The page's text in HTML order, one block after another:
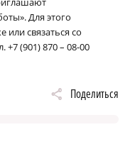
Для этого
или связаться со
(901) 870 – 08-00
Поделиться